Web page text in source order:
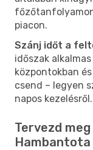
piacon.
Szánj időt a
időszak
központokban
csend – legyen
napos kezelésről.
Tervezd
Hambantota